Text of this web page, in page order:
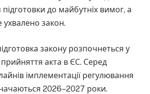
підготовки до майбутніх вимог, а
ухвалено закон.
закону розпочнеться у
прийняття акта в ЄС. Серед
імплементації регулювання
2026–2027 роки.